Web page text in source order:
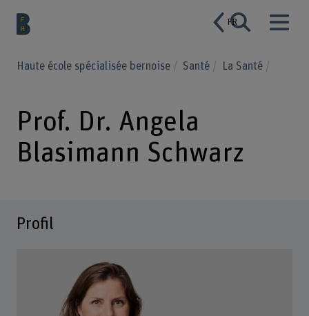
FR
Haute école spécialisée bernoise Santé La Santé
Prof. Dr. Angela
Blasimann Schwarz
Profil